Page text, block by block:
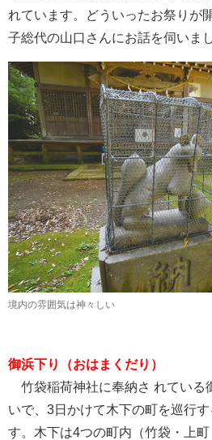
れています。どういったお祭りが
子総代の山口さんにお話を伺いまし
境内の雰囲気は神々しい
御浜下り（おはまくだり）
竹袋稲荷神社に奉納さ れている
いで、3日かけて木下の町を巡行
す。木下は4つの町内（竹袋・上